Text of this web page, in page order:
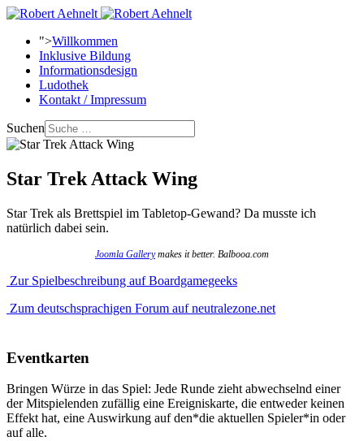
">Willkommen
Inklusive Bildung
Informationsdesign
Ludothek
Kontakt / Impressum
Suchen
Star Trek Attack Wing
Star Trek als Brettspiel im Tabletop-Gewand? Da musste ich
natürlich dabei sein.
Joomla Gallerymakes it better. Balbooa.com
Zur Spielbeschreibung auf Boardgamegeeks
Zum deutschsprachigen Forum auf neutralezone.net
Eventkarten
Bringen Würze in das Spiel: Jede Runde zieht abwechselnd einer
der Mitspielenden zufällig eine Ereigniskarte, die entweder keinen
Effekt hat, eine Auswirkung auf den*die aktuellen Spieler*in oder
auf alle.